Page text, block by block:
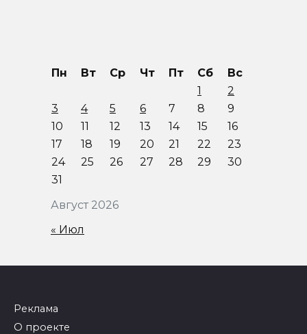
Август 2026
Пн Вт Ср Чт Пт Сб
Вс
1
2
3
4 5 6 7 8
9
10
11 12 13 14 15
16
17
18 19 20 21 22
23
24
25 26 27 28 29
30
31
« Июл
Реклама
О проекте